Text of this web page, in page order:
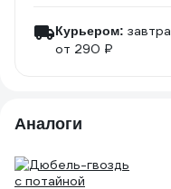
Курьером:
от 290 ₽
Аналоги